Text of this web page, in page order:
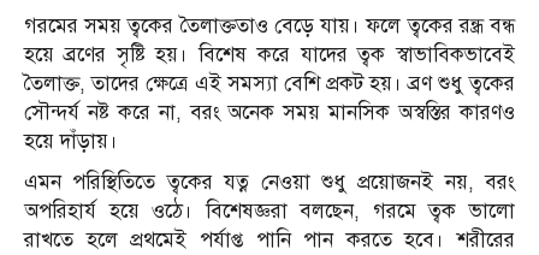
গরমের সময় ত্বকের তৈলাক্ততাও বেড়ে যায়। ফলে ত্বকের রন্ধ্র বন্ধ
হয়ে ব্রণের সৃষ্টি হয়। বিশেষ করে যাদের ত্বক স্বাভাবিকভাবেই
তৈলাক্ত, তাদের ক্ষেত্রে এই সমস্যা বেশি প্রকট হয়। ব্রণ শুধু ত্বকের
সৌন্দর্য নষ্ট করে না, বরং অনেক সময় মানসিক অস্বস্তির কারণও
হয়ে দাঁড়ায়।
এমন পরিস্থিতিতে ত্বকের যত্ন নেওয়া শুধু প্রয়োজনই নয়, বরং
অপরিহার্য হয়ে ওঠে। বিশেষজ্ঞরা বলছেন, গরমে ত্বক ভালো
রাখতে হলে প্রথমেই পর্যাপ্ত পানি পান করতে হবে। শরীরের